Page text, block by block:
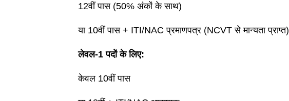
12वीं पास (50% अंकों के साथ)
या 10वीं पास + ITI/NAC प्रमाणपत्र (NCVT से मान्यता प्राप्त)
लेवल-1 पदों के लिए:
केवल 10वीं पास